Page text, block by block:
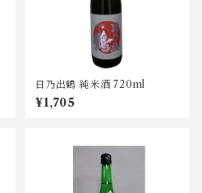
日乃出鶴 純米酒 720ml
¥1,705